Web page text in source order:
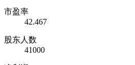
市盈率
42.467
股东人数
41000